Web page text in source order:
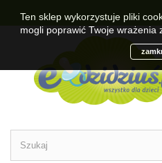
Ten sklep wykorzystuje pliki
mogli poprawić Twoje wrażenia